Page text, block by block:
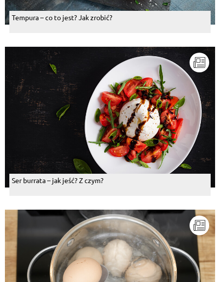
Tempura – co to jest? Jak zrobić?
Ser burrata – jak jeść? Z czym?